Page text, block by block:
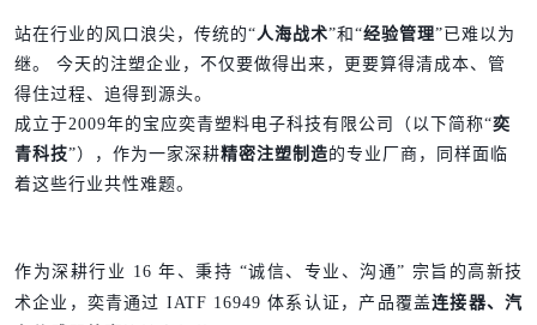
站在行业的风口浪尖，传统的“人海战术”和“经验管理”已难以为
继。 今天的注塑企业，不仅要做得出来，更要算得清成本、管
得住过程、追得到源头。
成立于2009年的宝应奕青塑料电子科技有限公司（以下简称“奕
青科技”），作为一家深耕精密注塑制造的专业厂商，同样面临
着这些行业共性难题。
作为深耕行业 16 年、秉持 “诚信、专业、沟通” 宗旨的高新技
术企业，奕青通过 IATF 16949 体系认证，产品覆盖连接器、汽